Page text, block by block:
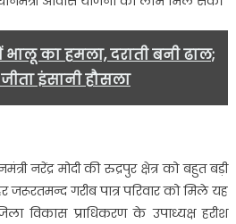
का हमला, दराती बनी ढाल;
इंसानी हौसला
नरेंद्र मोदी की रुद्रपुर क्षेत्र को बहुत बड़ी
जरूरतमन्द गरीब पात्र परिवार को मिले यह
विकास प्राधिकरण के उपाध्यक्ष हरीश